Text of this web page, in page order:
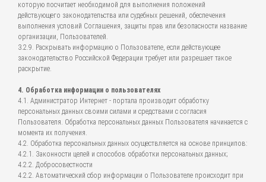
которую посчитает необходимой для выполнения положений
действующего законодательства или судебных решений, обеспечения
выполнения условий Соглашения, защиты прав или безопасности название
организации, Пользователей.
3.2.9. Раскрывать информацию о Пользователе, если действующее
законодательство Российской Федерации требует или разрешает такое
раскрытие.
4. Обработка информации о пользователях
4.1. Администратор Интернет - портала производит обработку
персональных данных своими силами и средствами с согласия
Пользователя. Обработка персональных данных Пользователя начинается с
момента их получения.
4.2. Обработка персональных данных осуществляется на основе принципов:
4.2.1. Законности целей и способов обработки персональных данных;
4.2.2. Добросовестности
4.2.2. Автоматический сбор информации о Пользователе происходит при